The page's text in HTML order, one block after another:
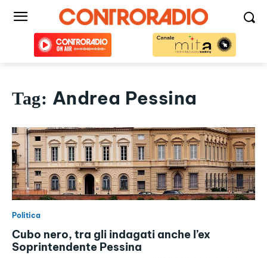
Tag: Andrea Pessina
Politica
Cubo nero, tra gli indagati anche l’ex
Soprintendente Pessina